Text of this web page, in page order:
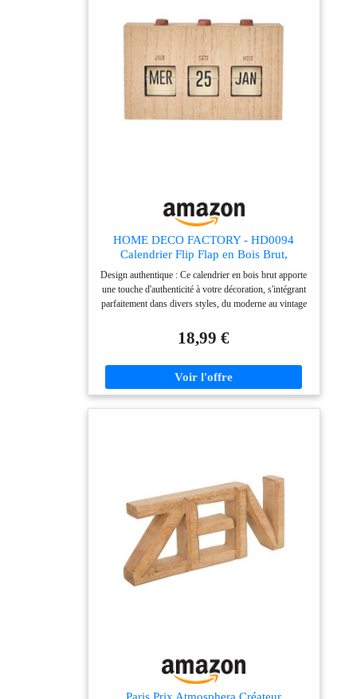
HOME DECO FACTORY - HD0094
Calendrier Flip Flap en Bois Brut,
Élément Décoratif Fonctionnel pour
Salon ou Bureau, Dimensions 30x15 cm,
Teintes Marron et Noir
Design authentique : Ce calendrier en bois brut apporte
une touche d'authenticité à votre décoration, s'intégrant
parfaitement dans divers styles, du moderne au vintage
changer la date en un clin d'œil, rendant ce calendrier
perpétuel à la fois pratique et fonctionnel au quotidien
élégant et minimaliste attire le regard, idéal sur une
étagère, un bureau ou une table d'appoint Durabilité :
original pour les amateurs de décoration
18,99 €